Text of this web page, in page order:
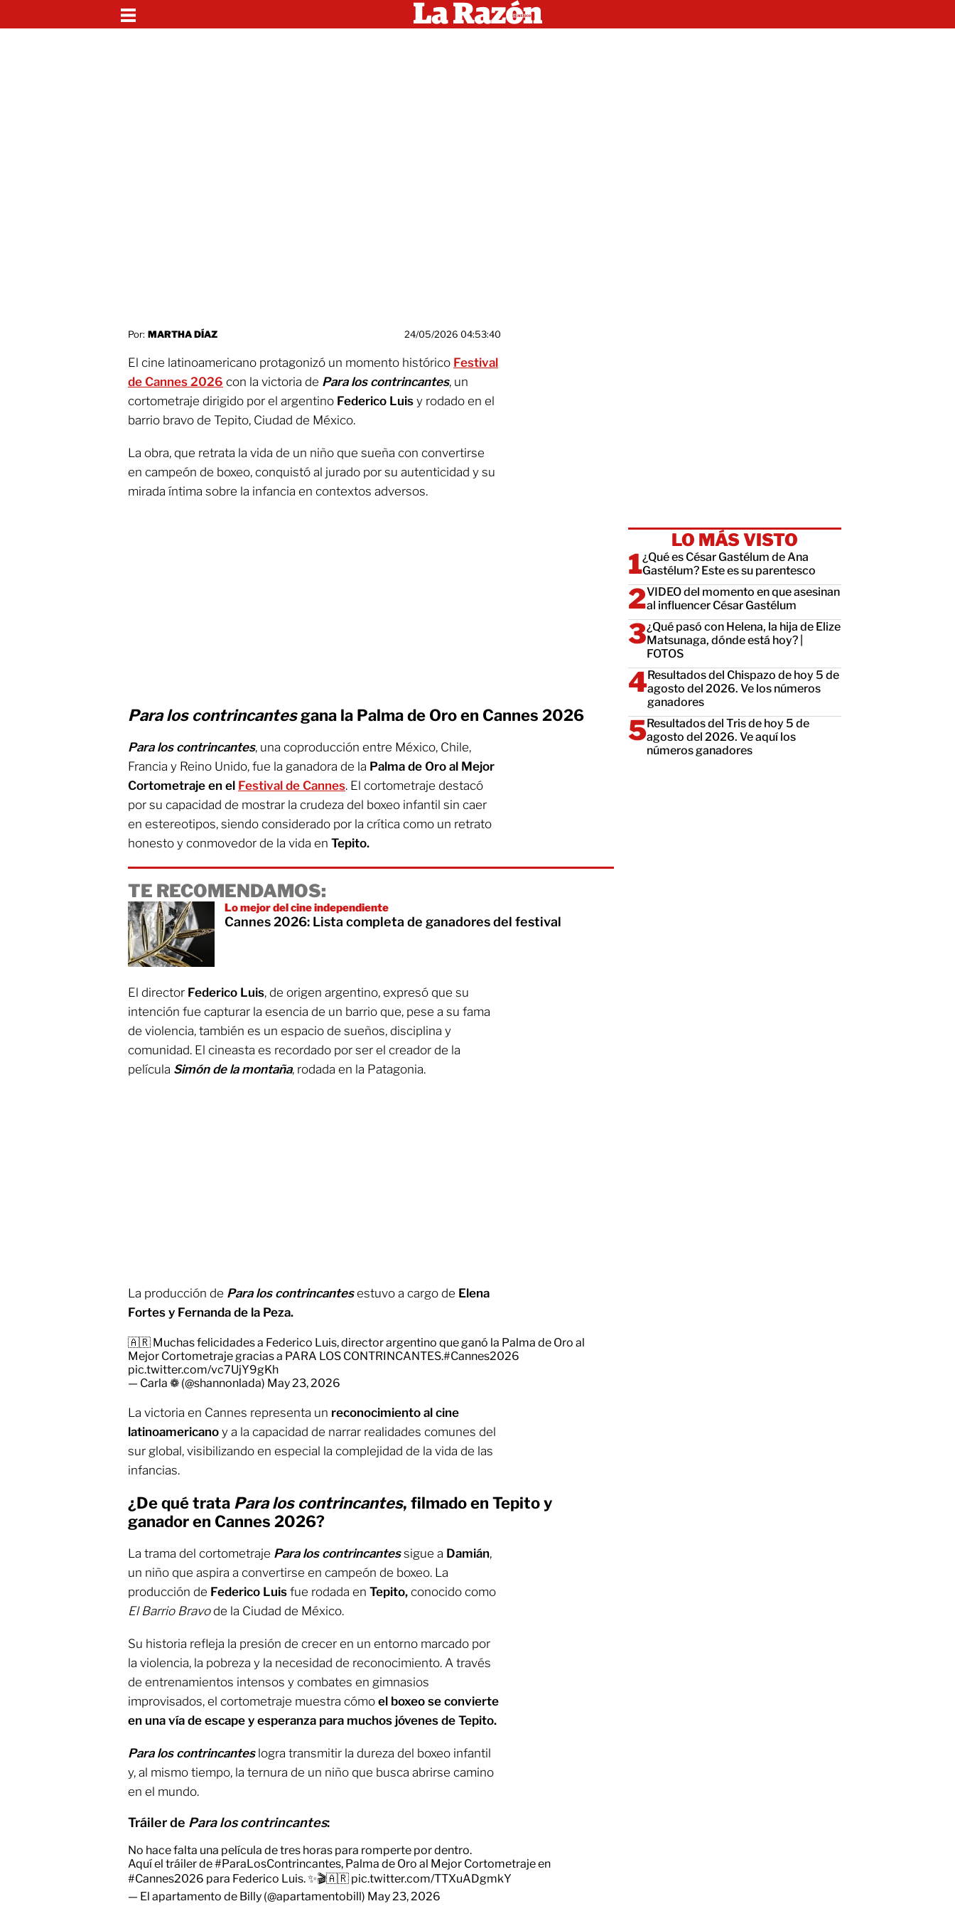
Por: MARTHA DÍAZ 24/05/2026 04:53:40
El cine latinoamericano protagonizó un momento histórico Festival
de Cannes 2026 con la victoria de Para los contrincantes, un
cortometraje dirigido por el argentino Federico Luis y rodado en el
barrio bravo de Tepito, Ciudad de México.
La obra, que retrata la vida de un niño que sueña con convertirse
en campeón de boxeo, conquistó al jurado por su autenticidad y su
mirada íntima sobre la infancia en contextos adversos.
Para los contrincantesgana la Palma de Oro en Cannes 2026
Para los contrincantes, una coproducción entre México, Chile,
Francia y Reino Unido, fue la ganadora de la Palma de Oro al Mejor
Cortometraje en el Festival de Cannes. El cortometraje destacó
por su capacidad de mostrar la crudeza del boxeo infantil sin caer
en estereotipos, siendo considerado por la crítica como un retrato
honesto y conmovedor de la vida en Tepito.
TE RECOMENDAMOS:
Lo mejor del cine independiente
Cannes 2026: Lista completa de ganadores del festival
El director Federico Luis, de origen argentino, expresó que su
intención fue capturar la esencia de un barrio que, pese a su fama
de violencia, también es un espacio de sueños, disciplina y
comunidad. El cineasta es recordado por ser el creador de la
película Simón de la montaña, rodada en la Patagonia.
La producción de Para los contrincantesestuvo a cargo de Elena
Fortes y Fernanda de la Peza.
🇦🇷 Muchas felicidades a Federico Luis, director argentino que ganó la Palma de Oro al
Mejor Cortometraje gracias a PARA LOS CONTRINCANTES.#Cannes2026
pic.twitter.com/vc7UjY9gKh
— Carla ❁ (@shannonlada) May 23, 2026
La victoria en Cannes representa un reconocimiento al cine
latinoamericano y a la capacidad de narrar realidades comunes del
sur global, visibilizando en especial la complejidad de la vida de las
infancias.
¿De qué trata Para los contrincantes, filmado en Tepito y
ganador en Cannes 2026?
La trama del cortometraje Para los contrincantessigue a Damián,
un niño que aspira a convertirse en campeón de boxeo. La
producción de Federico Luis fue rodada en Tepito, conocido como
El Barrio Bravode la Ciudad de México.
Su historia refleja la presión de crecer en un entorno marcado por
la violencia, la pobreza y la necesidad de reconocimiento. A través
de entrenamientos intensos y combates en gimnasios
improvisados, el cortometraje muestra cómo el boxeo se convierte
en una vía de escape y esperanza para muchos jóvenes de Tepito.
Para los contrincanteslogra transmitir la dureza del boxeo infantil
y, al mismo tiempo, la ternura de un niño que busca abrirse camino
en el mundo.
Tráiler de Para los contrincantes:
No hace falta una película de tres horas para romperte por dentro.
Aquí el tráiler de#ParaLosContrincantes, Palma de Oro al Mejor Cortometraje en
#Cannes2026 para Federico Luis. ✨🎬🇦🇷 pic.twitter.com/TTXuADgmkY
— El apartamento de Billy (@apartamentobill) May 23, 2026
LO MÁS VISTO
¿Qué es César Gastélum de Ana
Gastélum? Este es su parentesco
VIDEO del momento en que asesinan
al influencer César Gastélum
¿Qué pasó con Helena, la hija de Elize
Matsunaga, dónde está hoy? |
FOTOS
Resultados del Chispazo de hoy 5 de
agosto del 2026. Ve los números
ganadores
Resultados del Tris de hoy 5 de
agosto del 2026. Ve aquí los
números ganadores